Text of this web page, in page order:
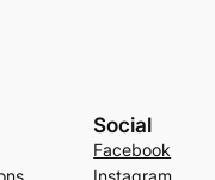
Social
Facebook
Instagram